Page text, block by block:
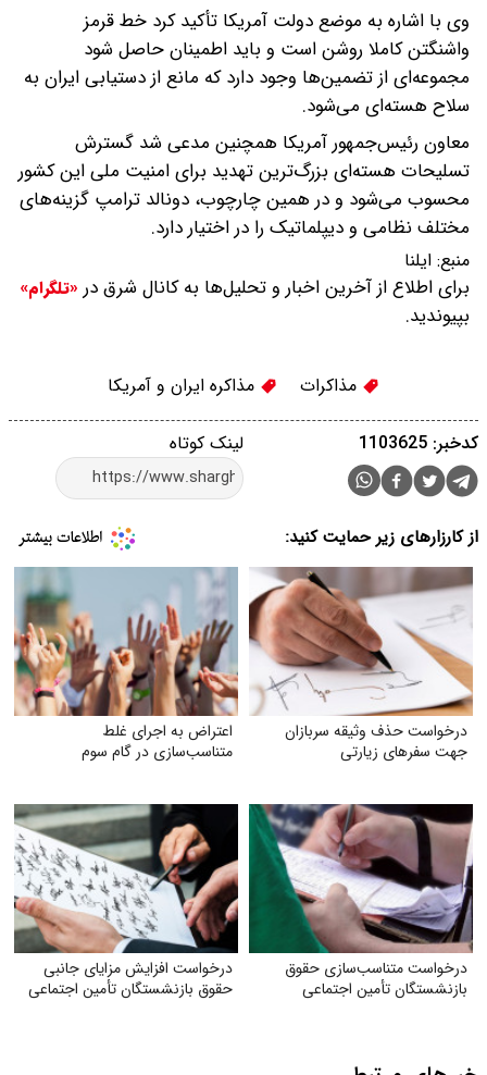
وی با اشاره به موضع دولت آمریکا تأکید کرد خط قرمز
واشنگتن کاملا روشن است و باید اطمینان حاصل شود
مجموعه‌ای از تضمین‌ها وجود دارد که مانع از دستیابی ایران به
سلاح هسته‌ای می‌شود.
معاون رئیس‌جمهور آمریکا همچنین مدعی شد گسترش
تسلیحات هسته‌ای بزرگ‌ترین تهدید برای امنیت ملی این کشور
محسوب می‌شود و در همین چارچوب، دونالد ترامپ گزینه‌های
مختلف نظامی و دیپلماتیک را در اختیار دارد.
منبع: ایلنا
برای اطلاع از آخرین اخبار و تحلیل‌ها به کانال شرق در «تلگرام»
بپیوندید.
مذاکرات مذاکره ایران و آمریکا
لینک کوتاه کدخبر: 1103625
از کارزارهای زیر حمایت کنید:
درخواست حذف وثیقه سربازان
جهت سفرهای زیارتی
اعتراض به اجرای غلط
متناسب‌سازی در گام سوم
درخواست متناسب‌سازی حقوق
بازنشستگان تأمین اجتماعی
درخواست افزایش مزایای جانبی
حقوق بازنشستگان تأمین اجتماعی